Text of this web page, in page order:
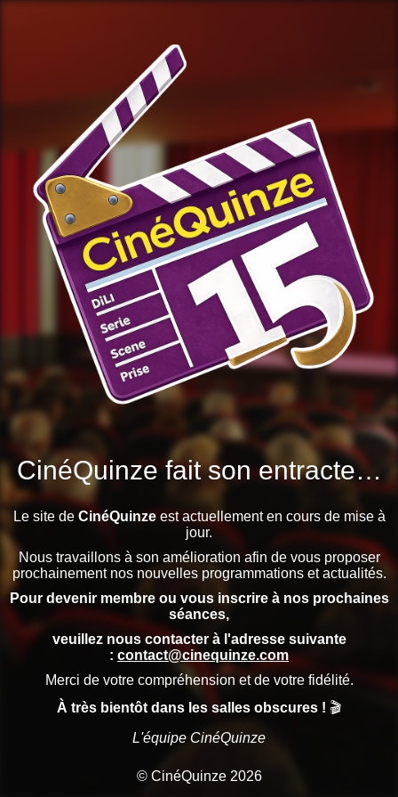
CinéQuinze fait son entracte…
Le site de CinéQuinzeest actuellement en cours de mise à
jour.
Nous travaillons à son amélioration afin de vous proposer
prochainement nos nouvelles programmations et actualités.
Pour devenir membre ou vous inscrire à nos prochaines
séances,
veuillez nous contacter à l'adresse suivante
: contact@cinequinze.com
Merci de votre compréhension et de votre fidélité.
À très bientôt dans les salles obscures ! 🎬
L'équipe CinéQuinze
© CinéQuinze 2026